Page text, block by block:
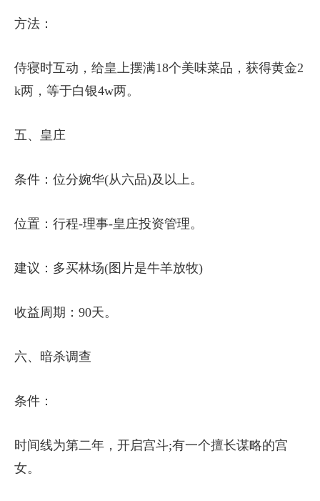
方法：
侍寝时互动，给皇上摆满18个美味菜品，获得黄金2
k两，等于白银4w两。
五、皇庄
条件：位分婉华(从六品)及以上。
位置：行程-理事-皇庄投资管理。
建议：多买林场(图片是牛羊放牧)
收益周期：90天。
六、暗杀调查
条件：
时间线为第二年，开启宫斗;有一个擅长谋略的宫
女。